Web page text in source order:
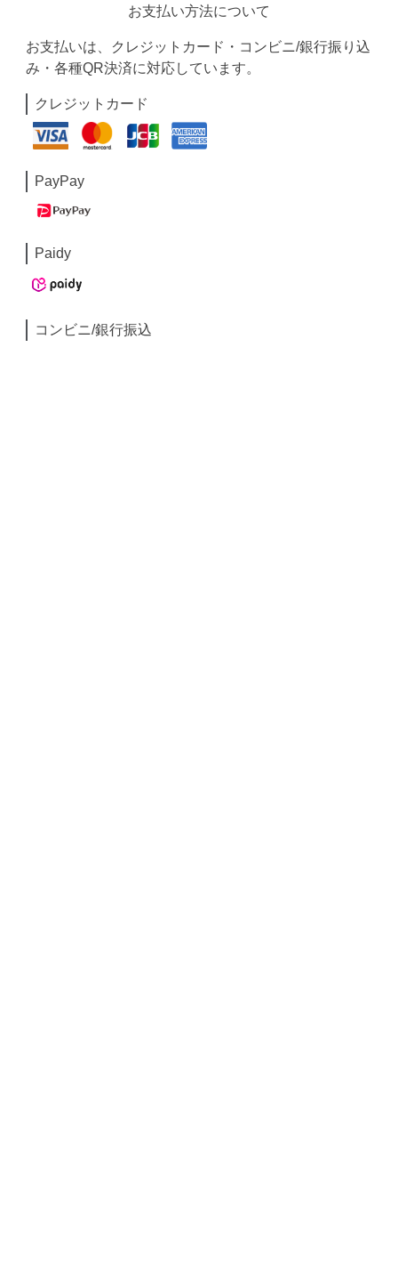
お支払い方法について
お支払いは、クレジットカード・コンビニ/銀行振り込
み・各種QR決済に対応しています。
クレジットカード
PayPay
Paidy
コンビニ/銀行振込